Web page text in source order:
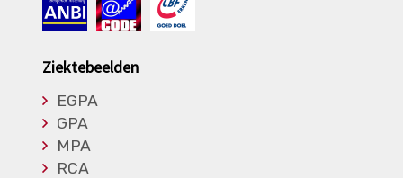
Ziektebeelden
EGPA
GPA
MPA
RCA